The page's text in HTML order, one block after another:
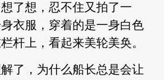
了想，忍不住又拍了一
衣服，穿着的是一身白色
杆上，看起来美轮美奂。
了，为什么船长总是会让